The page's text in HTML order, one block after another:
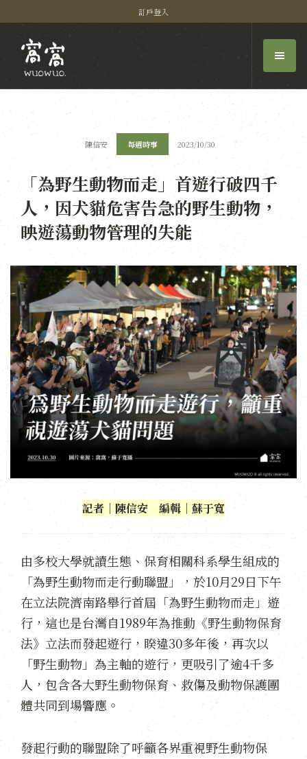
訂戶登入
陳信安 每週時事 2023/10/30
「為野生動物而走」首遊行破四千
人，因犬貓危害告急的野生動物，
映遊蕩動物管理的失能
記者｜陳信安 編輯｜蘇于寬
由多校大學就讀生態、保育相關科系學生組成的
「為野生動物而走行動聯盟」，於10月29日下午
在立法院濟南路舉行首屆「為野生動物而走」遊
行，這也是台灣自1989年為推動《野生動物保育
法》立法而發起遊行，睽違30多年後，再次以
「野生動物」為主軸的遊行，更吸引了逾4千多
人，包含各大野生動物保育、救傷及動物保護團
體共同到場響應。
發起行動的聯盟除了呼籲各界重視野生動物保